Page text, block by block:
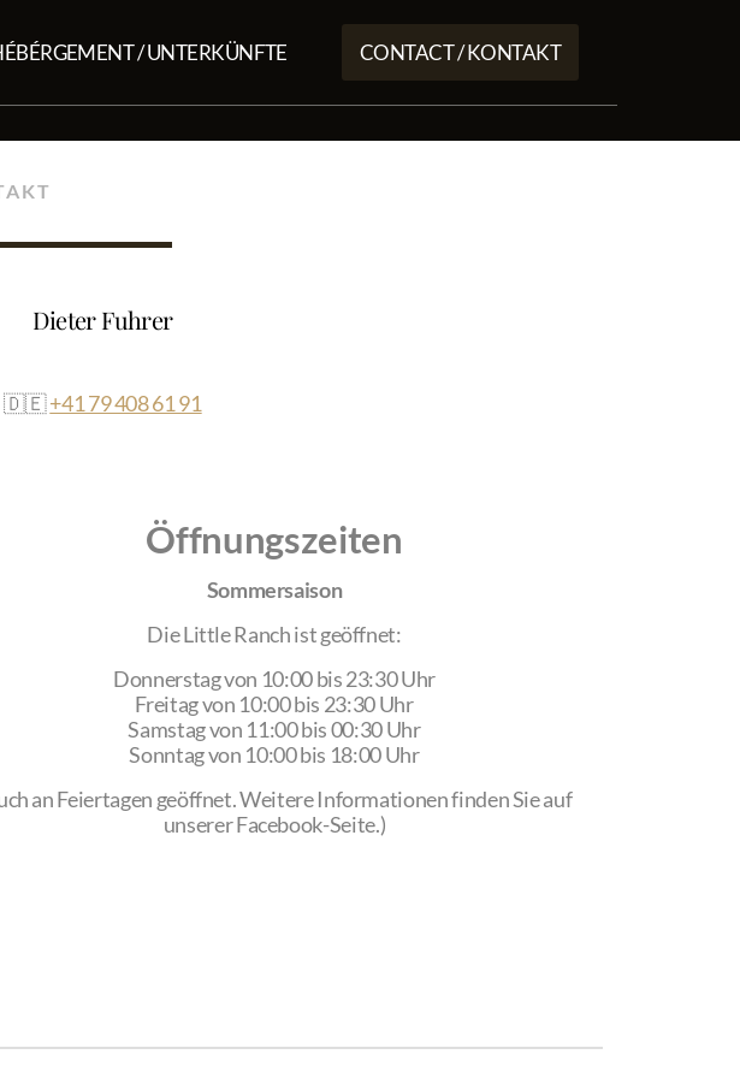
/ UNTERKÜNFTE CONTACT / KONTAKT
Dieter Fuhrer
🇩🇪+41 79 408 61 91
Öffnungszeiten
Sommersaison
Die Little Ranch ist geöffnet:
Donnerstag von 10:00 bis 23:30 Uhr
Freitag von 10:00 bis 23:30 Uhr
Samstag von 11:00 bis 00:30 Uhr
Sonntag von 10:00 bis 18:00 Uhr
an Feiertagen geöffnet. Weitere Informationen finden Sie auf
unserer Facebook-Seite.)